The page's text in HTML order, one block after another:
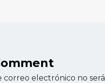
correo electrónico no será